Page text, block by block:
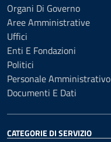
Organi Di Governo
Aree Amministrative
Uffici
Enti E Fondazioni
Politici
Personale Amministrativo
Documenti E Dati
CATEGORIE DI SERVIZIO